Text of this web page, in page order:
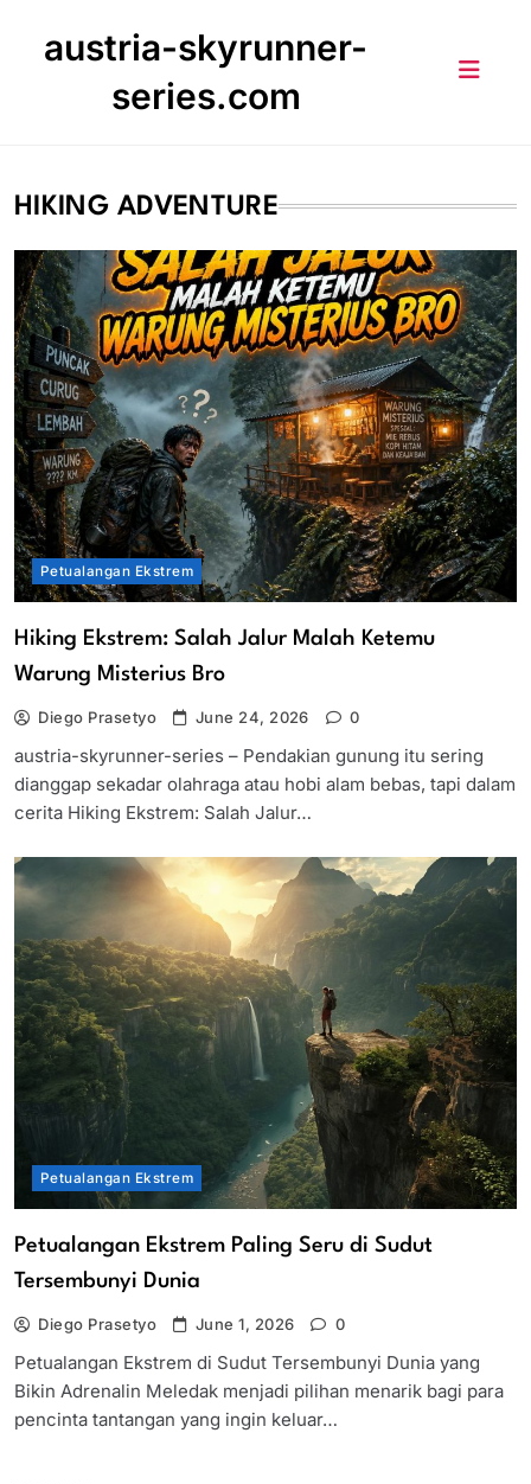
austria-skyrunner-
series.com
HIKING ADVENTURE
Petualangan Ekstrem
Hiking Ekstrem: Salah Jalur Malah Ketemu
Warung Misterius Bro
Diego Prasetyo June 24, 2026 0
austria-skyrunner-series – Pendakian gunung itu sering
dianggap sekadar olahraga atau hobi alam bebas, tapi dalam
cerita Hiking Ekstrem: Salah Jalur…
Petualangan Ekstrem
Petualangan Ekstrem Paling Seru di Sudut
Tersembunyi Dunia
Diego Prasetyo June 1, 2026 0
Petualangan Ekstrem di Sudut Tersembunyi Dunia yang
Bikin Adrenalin Meledak menjadi pilihan menarik bagi para
pencinta tantangan yang ingin keluar…